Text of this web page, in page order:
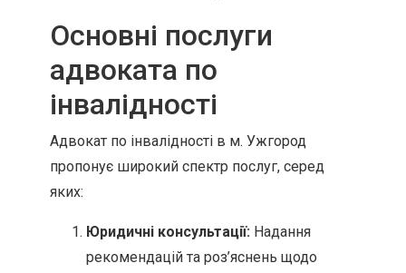
Основні послуги
адвоката по
інвалідності
Адвокат по інвалідності в м. Ужгород
пропонує широкий спектр послуг, серед
яких:
Юридичні консультації: Надання
рекомендацій та роз’яснень щодо